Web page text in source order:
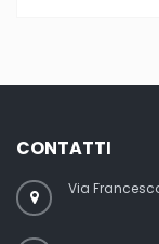
CONTATTI
Via